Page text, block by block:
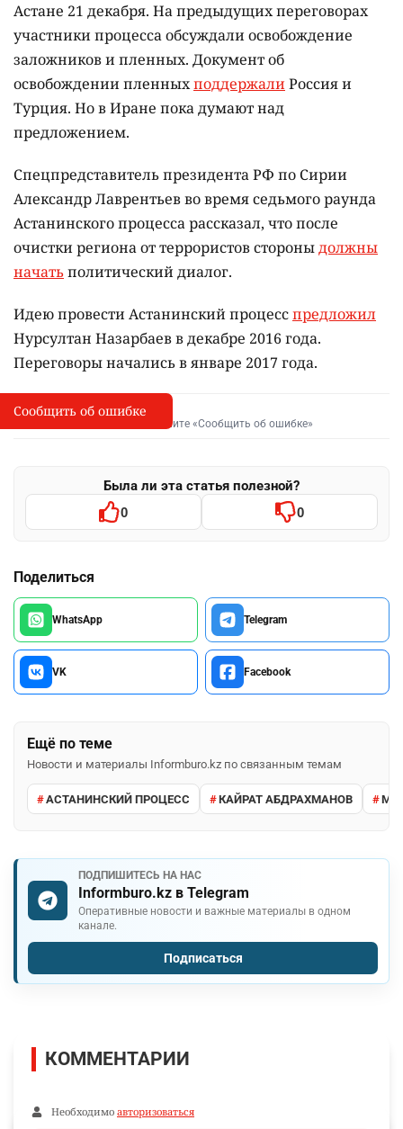
Астане 21 декабря. На предыдущих переговорах
участники процесса обсуждали освобождение
заложников и пленных. Документ об
освобождении пленныхподдержалиРоссия и
Турция. Но в Иране пока думают над
предложением.
Спецпредставитель президента РФ по Сирии
Александр Лаврентьев во время седьмого раунда
Астанинского процесса рассказал, что после
очистки региона от террористов стороныдолжны
начатьполитический диалог.
Идею провести Астанинский процесспредложил
Нурсултан Назарбаев в декабре 2016 года.
Переговоры начались в январе 2017 года.
I
Сообщить об опечатке
Выделите фрагмент и нажмите «Сообщить об ошибке»
Была ли эта статья полезной?
0 0
Поделиться
WhatsApp Telegram
VK Facebook
Ещё по теме
Новости и материалы Informburo.kz по связанным темам
АСТАНИНСКИЙ ПРОЦЕСС КАЙРАТ АБДРАХМАНОВ
ПОДПИШИТЕСЬ НА НАС
Informburo.kz в Telegram
Оперативные новости и важные материалы в одном
канале.
Подписаться
Сообщить об ошибке
КОММЕНТАРИИ
Необходимо авторизоваться